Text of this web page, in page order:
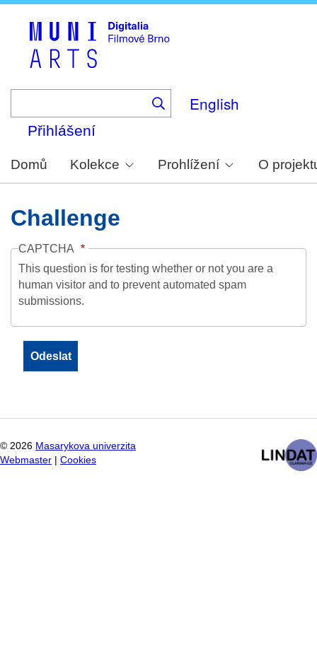
English
Přihlášení
Domů Kolekce Prohlížení O
Challenge
CAPTCHA
This question is for testing whether or not you are a
human visitor and to prevent automated spam
submissions.
© 2026 Masarykova univerzita
Webmaster
Cookies